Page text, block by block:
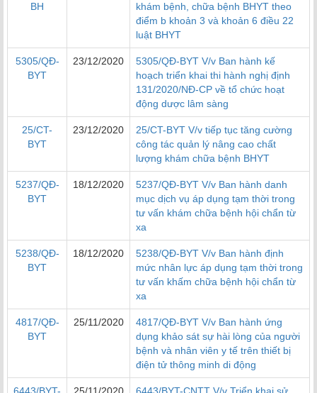
BH
khám bệnh, chữa bệnh BHYT theo
điểm b khoản 3 và khoản 6 điều 22
luật BHYT
5305/QĐ-
BYT
23/12/2020
5305/QĐ-BYT V/v Ban hành kế
hoạch triển khai thi hành nghị định
131/2020/NĐ-CP về tổ chức hoạt
động dược lâm sàng
25/CT-
BYT
23/12/2020
25/CT-BYT V/v tiếp tục tăng cường
công tác quản lý nâng cao chất
lượng khám chữa bệnh BHYT
5237/QĐ-
BYT
18/12/2020
5237/QĐ-BYT V/v Ban hành danh
mục dịch vụ áp dụng tạm thời trong
tư vấn khám chữa bệnh hội chẩn từ
xa
5238/QĐ-
BYT
18/12/2020
5238/QĐ-BYT V/v Ban hành định
mức nhân lực áp dụng tạm thời trong
tư vấn khấm chữa bệnh hội chẩn từ
xa
4817/QĐ-
BYT
25/11/2020
4817/QĐ-BYT V/v Ban hành ứng
dụng khảo sát sự hài lòng của người
bệnh và nhân viên y tế trên thiết bị
điện tử thông minh di động